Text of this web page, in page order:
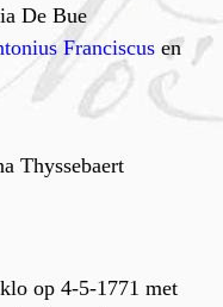
De Bue
Franciscus en
Thyssebaert
op 4-5-1771 met